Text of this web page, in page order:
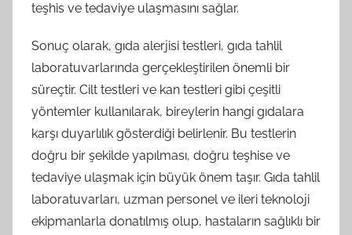
teşhis ve tedaviye ulaşmasını sağlar.
Sonuç olarak, gıda alerjisi testleri, gıda tahlil
laboratuvarlarında gerçekleştirilen önemli bir
süreçtir. Cilt testleri ve kan testleri gibi çeşitli
yöntemler kullanılarak, bireylerin hangi gıdalara
karşı duyarlılık gösterdiği belirlenir. Bu testlerin
doğru bir şekilde yapılması, doğru teşhise ve
tedaviye ulaşmak için büyük önem taşır. Gıda tahlil
laboratuvarları, uzman personel ve ileri teknoloji
ekipmanlarla donatılmış olup, hastaların sağlıklı bir